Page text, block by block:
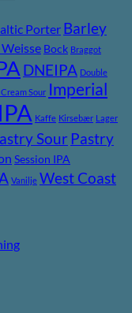
Porter Barley
Bock Braggot
DNEIPA Double
Cream Sour Imperial
IPA Kaffe Kirsebær Lager
Sour Pastry
Session IPA
Vanilje West Coast